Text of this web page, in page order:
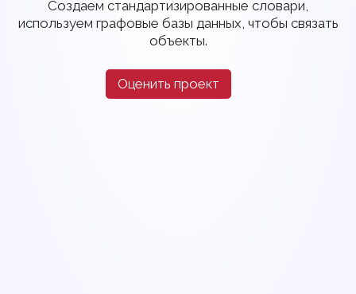
Создаем стандартизированные словари,
используем графовые базы данных, чтобы связать
объекты.
Оценить проект